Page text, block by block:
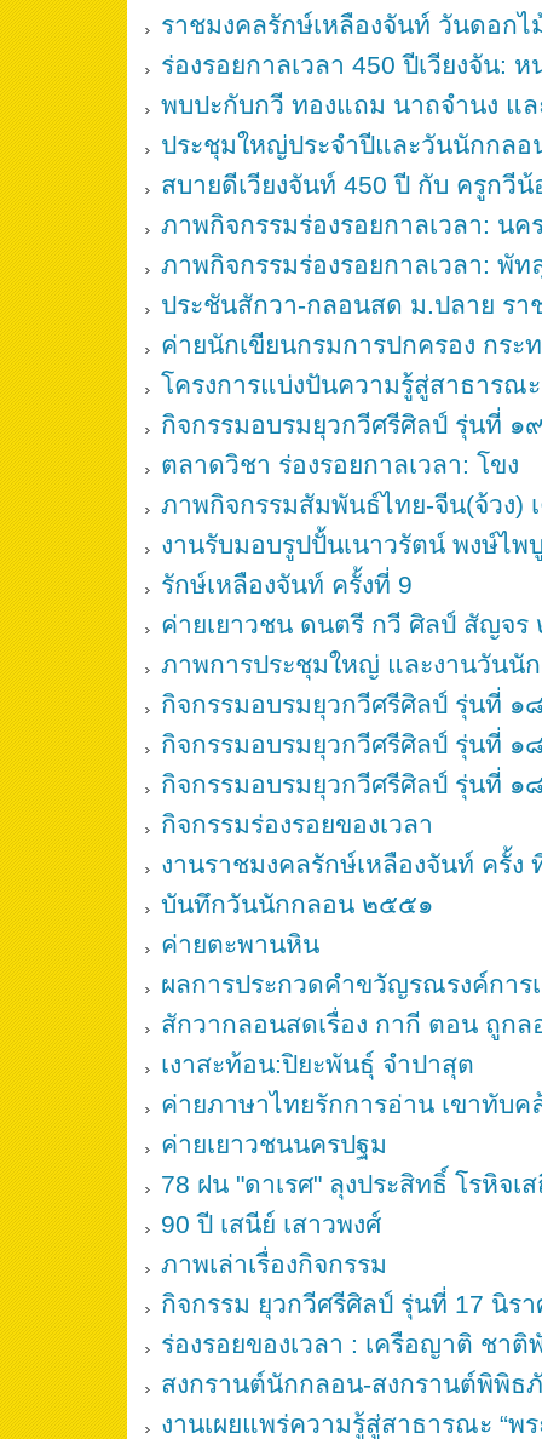
ราชมงคลรักษ์เหลืองจันท์ วันดอก
ร่องรอยกาลเวลา 450 ปีเวียงจัน:
พบปะกับกวี ทองแถม นาถจำนง แล
ประชุมใหญ่ประจำปีและวันนักกล
สบายดีเวียงจันท์ 450 ปี กับ ครูกวี
ภาพกิจกรรมร่องรอยกาลเวลา: นค
ภาพกิจกรรมร่องรอยกาลเวลา: พัท
ประชันสักวา-กลอนสด ม.ปลาย ร
ค่ายนักเขียนกรมการปกครอง กระ
โครงการแบ่งปันความรู้สู่สาธารณ
กิจกรรมอบรมยุวกวีศรีศิลป์ รุ่นที่ ๑๙
ตลาดวิชา ร่องรอยกาลเวลา: โขง
ภาพกิจกรรมสัมพันธ์ไทย-จีน(จ้วง)
งานรับมอบรูปปั้นเนาวรัตน์ พงษ์ไพ
รักษ์เหลืองจันท์ ครั้งที่ 9
ค่ายเยาวชน ดนตรี กวี ศิลป์ สัญจ
ภาพการประชุมใหญ่ และงานวัน
กิจกรรมอบรมยุวกวีศรีศิลป์ รุ่นที่ ๑
กิจกรรมอบรมยุวกวีศรีศิลป์ รุ่นที่ ๑
กิจกรรมอบรมยุวกวีศรีศิลป์ รุ่นที่ ๑
กิจกรรมร่องรอยของเวลา
งานราชมงคลรักษ์เหลืองจันท์ ครั้ง
บันทึกวันนักกลอน ๒๕๕๑
ค่ายตะพานหิน
ผลการประกวดคำขวัญรณรงค์การ
สักวากลอนสดเรื่อง กากี ตอน ถูกล
เงาสะท้อน:ปิยะพันธุ์ จำปาสุต
ค่ายภาษาไทยรักการอ่าน เขาทับค
ค่ายเยาวชนนครปฐม
78 ฝน "ดาเรศ" ลุงประสิทธิ์ โรหิจเ
90 ปี เสนีย์ เสาวพงศ์
ภาพเล่าเรื่องกิจกรรม
กิจกรรม ยุวกวีศรีศิลป์ รุ่นที่ 17 นิรา
ร่องรอยของเวลา : เครือญาติ ชา
สงกรานต์นักกลอน-สงกรานต์พิพิ
งานเผยแพร่ความรู้สู่สาธารณะ “พร